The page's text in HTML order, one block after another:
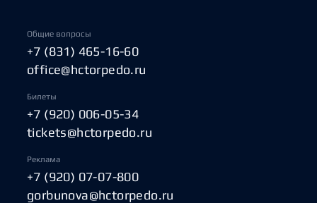
Общие вопросы
+7 (831) 465-16-60
office@hctorpedo.ru
Билеты
+7 (920) 006-05-34
tickets@hctorpedo.ru
Реклама
+7 (920) 07-07-800
gorbunova@hctorpedo.ru